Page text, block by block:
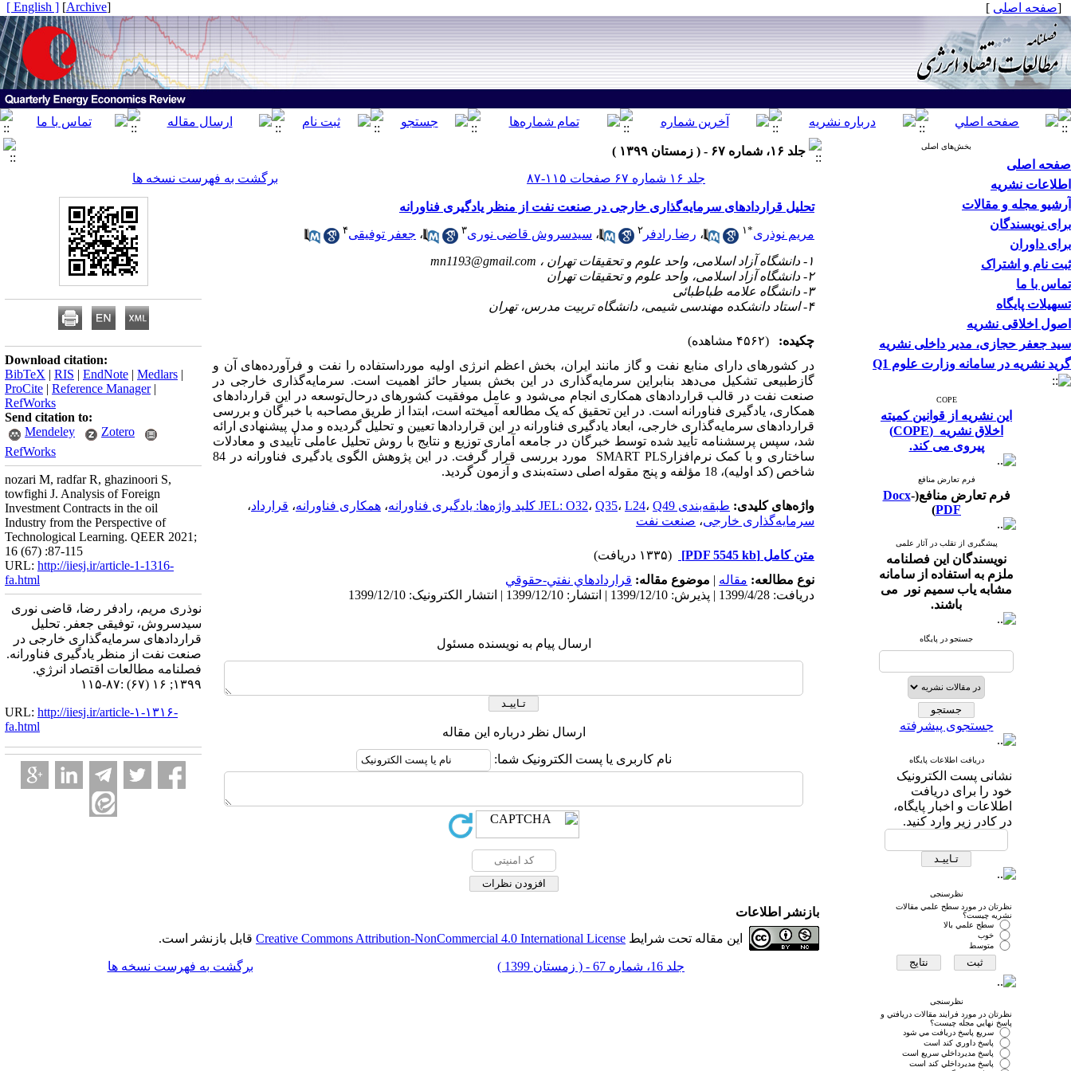
[صفحه اصلی ]
[
Archive
]
[ English ]
بخش‌های اصلی
صفحه اصلی
اطلاعات نشریه
آرشیو مجله و مقالات
برای نویسندگان
برای داوران
ثبت نام و اشتراک
تماس با ما
تسهیلات پایگاه
اصول اخلاقی نشریه
سید جعفر حجازی، مدیر داخلی نشریه
گرید نشریه در سامانه وزارت علوم Q1
COPE
این نشریه از قوانین کمیته
اخلاق نشریه (COPE)
پیروی می کند.
فرم تعارض منافع
فرم تعارض منافع( Docx-
PDF
)
پیشگیری از تقلب در آثار علمی
نویسندگان این فصلنامه
ملزم به استفاده از سامانه
مشابه یاب سمیم نور می
باشند.
جستجو در پایگاه
جستجوی پیشرفته
دریافت اطلاعات پایگاه
نشانی پست الکترونیک
خود را برای دریافت
اطلاعات و اخبار پایگاه،
در کادر زیر وارد کنید.
نظرسنجی
نظرتان در مورد سطح علمي مقالات
نشريه چيست؟
سطح علمي بالا
خوب
متوسط
نظرسنجی
نظرتان در مورد فرايند مقالات دريافتي و
پاسخ نهايي مجله چيست؟
سريع پاسخ دريافت مي شود
پاسخ داوري كند است
پاسخ مديرداخلي سريع است
پاسخ مديرداخلي كند است
جلد ۱۶، شماره ۶۷ - ( زمستان ۱۳۹۹ )
جلد ۱۶ شماره ۶۷ صفحات ۱۱۵-۸۷
برگشت به فهرست نسخه ها
تحلیل قراردادهای سرمایه‌گذاری خارجی در صنعت نفت از منظر یادگیری فناورانه
مریم نوذری*۱ ، رضا رادفر ۲ ، سیدسروش قاضی نوری۳ ، جعفر توفیقی۴
۱- دانشگاه آزاد اسلامی، واحد علوم و تحقیقات تهران ،
mn1193@gmail.com
۲- دانشگاه آزاد اسلامی، واحد علوم و تحقیقات تهران
۳- دانشگاه علامه طباطبائی
۴- استاد دانشکده مهندسی شیمی، دانشگاه تربیت مدرس، تهران
چکیده:
(۴۵۶۲ مشاهده)
در کشورهای دارای منابع نفت و گاز مانند ایران، بخش اعظم انرژی اولیه مورداستفاده را نفت و فرآورده‌های آن و
گازطبیعی تشکیل می‌دهد بنابراین سرمایه‌گذاری در این بخش بسیار حائز اهمیت است. سرمایه‌گذاری خارجی در
صنعت نفت در قالب قراردادهای همکاری انجام می‌شود و عامل موفقیت کشورهای درحال‌توسعه در این قراردادهای
همکاری، یادگیری فناورانه است. در این تحقیق که یک مطالعه آمیخته است، ابتدا از طریق مصاحبه با خبرگان‌ و بررسی
قراردادهای سرمایه‌گذاری خارجی، ابعاد یادگیری فناورانه در این قراردادها تعیین و تحلیل گردیده و مدل پیشنهادی ارائه
شد، سپس پرسشنامه تأیید شده توسط خبرگان در جامعه آماری توزیع ‌و ‌نتایج‌ با ‌روش ‌تحلیل ‌عاملی ‌تأییدی‌ و ‌معادلات‌
ساختاری ‌و با کمک ‌نرم‌افزار SMART PLS مورد‌ بررسی
‌قرار گرفت. در این پژوهش الگوی یادگیری فناورانه در 84
شاخص (کد اولیه)، 18 مؤلفه و پنج مقوله اصلی دسته‌بندی و آزمون گردید.
واژه‌های کلیدی: طبقه‌بندی JEL: O32 ، Q35، L24، Q49 کلید واژه‌ها: یادگیری فناورانه ، همکاری فناورانه، قرارداد،
سرمایه‌گذاری خارجی، صنعت نفت
متن کامل [PDF 5545 kb]
(۱۳۳۵ دریافت)
نوع مطالعه: مقاله | موضوع مقاله: قراردادهاي نفتي-حقوقي
دریافت: 1399/4/28 | پذیرش: 1399/12/10 | انتشار: 1399/12/10 | انتشار الکترونیک: 1399/12/10
ارسال پیام به نویسنده مسئول
ارسال نظر درباره این مقاله
نام کاربری یا پست الکترونیک شما:
Download citation:
BibTeX | RIS | EndNote | Medlars |
ProCite | Reference Manager|
RefWorks
Send citation to:
Mendeley
Zotero
RefWorks
nozari M, radfar R, ghazinoori S,
towfighi J. Analysis of Foreign
Investment Contracts in the oil
Industry from the Perspective of
Technological Learning. QEER 2021;
16 (67) :87-115
URL: http://iiesj.ir/article-1-1316-
fa.html
نوذری مریم، رادفر رضا، قاضی نوری
سیدسروش، توفیقی جعفر. تحلیل
قراردادهای سرمایه‌گذاری خارجی در
صنعت نفت از منظر یادگیری فناورانه.
فصلنامه مطالعات اقتصاد انرژي.
۱۳۹۹; ۱۶ (۶۷) :۸۷-۱۱۵
URL: http://iiesj.ir/article-۱-۱۳۱۶-
fa.html
بازنشر اطلاعات
این مقاله تحت شرایط Creative Commons Attribution-NonCommercial 4.0 International License قابل بازنشر است.
جلد 16، شماره 67 - ( زمستان 1399 ) برگشت به فهرست نسخه ها